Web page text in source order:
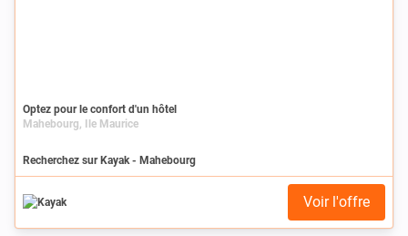
Optez pour le confort d'un hôtel
Mahebourg, Ile Maurice
Recherchez sur Kayak - Mahebourg
Voir l'offre